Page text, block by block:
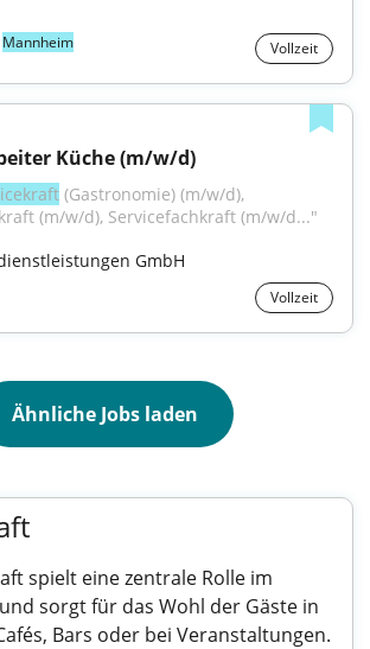
Mannheim Vollzeit
Küche (m/w/d)
(Gastronomie) (m/w/d),
(m/w/d), Servicefachkraft (m/w/d..."
GmbH
Vollzeit
Ähnliche Jobs laden
spielt eine zentrale Rolle im
sorgt für das Wohl der Gäste in
Bars oder bei Veranstaltungen.